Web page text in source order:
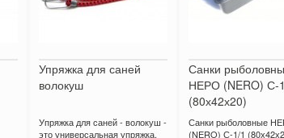
Упряжка для саней
волокуш
Упряжка для саней - волокуш -
это универсальная упряжка,
Санки
НЕРО (NERO) С-
(80х42х20)
Санки рыболовные
(NERO) С-1/1